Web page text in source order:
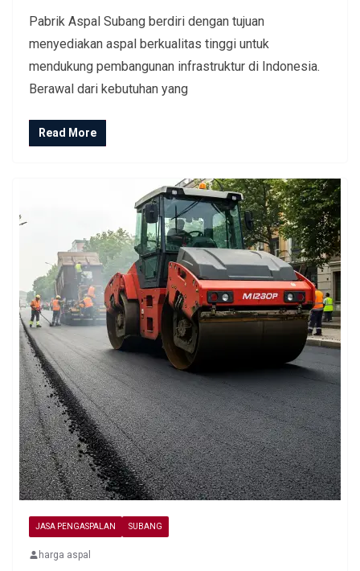
Pabrik Aspal Subang berdiri dengan tujuan
menyediakan aspal berkualitas tinggi untuk
mendukung pembangunan infrastruktur di Indonesia.
Berawal dari kebutuhan yang
Read More
JASA PENGASPALAN SUBANG
harga aspal